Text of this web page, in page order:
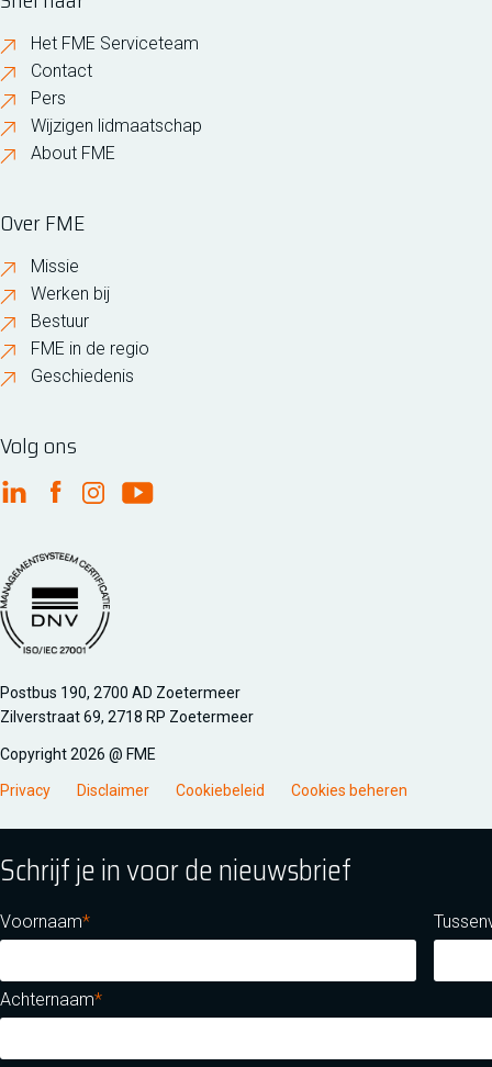
Het FME Serviceteam
Contact
Pers
Wijzigen lidmaatschap
About FME
Over FME
Missie
Werken bij
Bestuur
FME in de regio
Geschiedenis
Volg ons
FME Linkedin
FME Facebook
FME Instagram
FME Youtube
Managementsyteem certificatie DNV iso/iec 27001
Postbus 190, 2700 AD Zoetermeer
Zilverstraat 69, 2718 RP Zoetermeer
Copyright 2026 @ FME
Privacy Disclaimer Cookiebeleid Cookies beheren
Schrijf je in voor de nieuwsbrief
Voornaam
Achternaam